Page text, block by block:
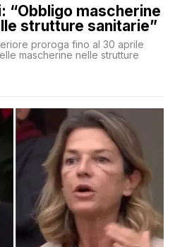
“Obbligo mascherine
strutture sanitarie”
proroga fino al 30 aprile
mascherine nelle strutture